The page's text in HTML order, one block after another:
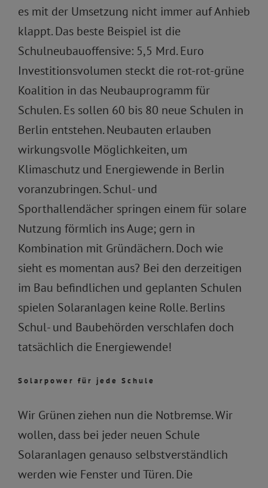
es mit der Umsetzung nicht immer auf Anhieb
klappt. Das beste Beispiel ist die
Schulneubauoffensive: 5,5 Mrd. Euro
Investitionsvolumen steckt die rot-rot-grüne
Koalition in das Neubauprogramm für
Schulen. Es sollen 60 bis 80 neue Schulen in
Berlin entstehen. Neubauten erlauben
wirkungsvolle Möglichkeiten, um
Klimaschutz und Energiewende in Berlin
voranzubringen. Schul- und
Sporthallendächer springen einem für solare
Nutzung förmlich ins Auge; gern in
Kombination mit Gründächern. Doch wie
sieht es momentan aus? Bei den derzeitigen
im Bau befindlichen und geplanten Schulen
spielen Solaranlagen keine Rolle. Berlins
Schul- und Baubehörden verschlafen doch
tatsächlich die Energiewende!
Solarpower für jede Schule
Wir Grünen ziehen nun die Notbremse. Wir
wollen, dass bei jeder neuen Schule
Solaranlagen genauso selbstverständlich
werden wie Fenster und Türen. Die